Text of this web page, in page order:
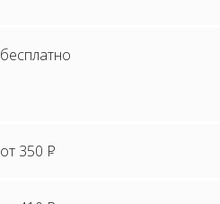
бесплатно
от 350 Р